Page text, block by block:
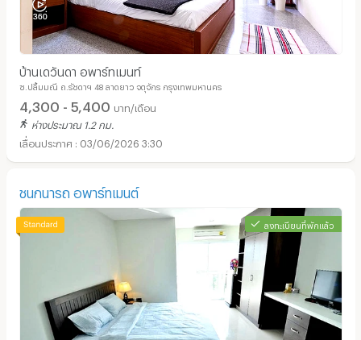
บ้านเดวันดา อพาร์ทเมนท์
ซ.ปลื้มมณี ถ.รัชดาฯ 48 ลาดยาว จตุจักร กรุงเทพมหานคร
4,300 - 5,400 บาท/เดือน
ห่างประมาณ 1.2 กม.
03/06/2026 3:30
ชนกนารถ อพาร์ทเมนต์
ลงทะเบียนที่พักแล้ว